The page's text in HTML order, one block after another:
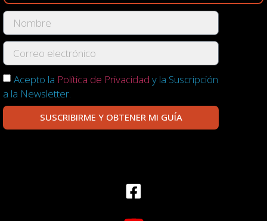
Acepto la Política de Privacidad y la Suscripción
a la Newsletter.
SUSCRIBIRME Y OBTENER MI GUÍA